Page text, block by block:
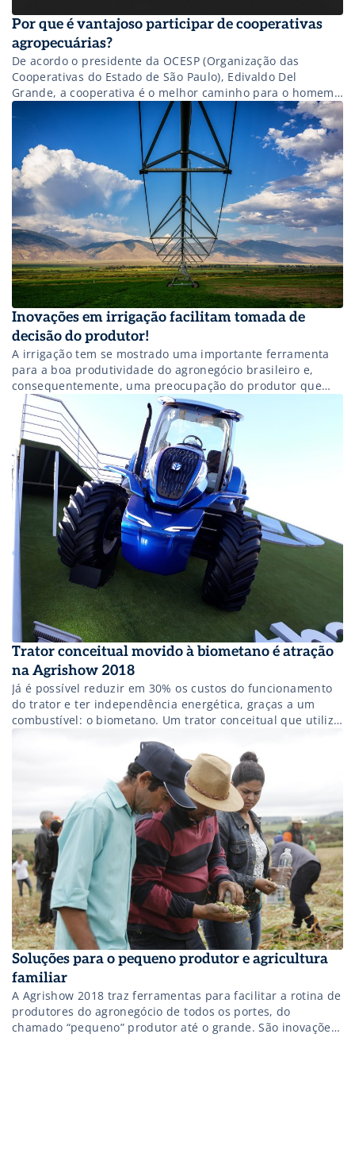
Por que é vantajoso participar de cooperativas
agropecuárias?
De acordo o presidente da OCESP (Organização das
Cooperativas do Estado de São Paulo), Edivaldo Del
Grande, a cooperativa é o melhor caminho para o homem
do campo ter acesso à tecnologia, crédito e assistência
especializada para competir no mercado. “O trabalho das
cooperativas é fundamental para garantir a rentabilidade
e manter o produtor no […]
Inovações em irrigação facilitam tomada de
decisão do produtor!
A irrigação tem se mostrado uma importante ferramenta
para a boa produtividade do agronegócio brasileiro e,
consequentemente, uma preocupação do produtor que
está sempre em busca de inovações. Quem visita a
Agrishow 2018 pode encontrar diversas soluções expostas
em diversos stands da feira, além de um pavilhão
exclusivo para empresas de pequeno porte e startups […]
Trator conceitual movido à biometano é atração
na Agrishow 2018
Já é possível reduzir em 30% os custos do funcionamento
do trator e ter independência energética, graças a um
combustível: o biometano. Um trator conceitual que utiliza
Desenvolvido pela New Holland, em condições reais de
campo, o novo conceito movido a biometano produz, pelo
menos, 10% menos de […]
Soluções para o pequeno produtor e agricultura
familiar
A Agrishow 2018 traz ferramentas para facilitar a rotina de
produtores do agronegócio de todos os portes, do
chamado “pequeno” produtor até o grande. São inovações